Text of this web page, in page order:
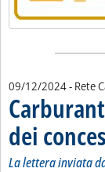
09/12/2024- Rete
dei
La lettera inviata